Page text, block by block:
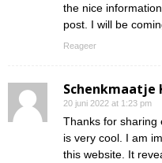
the nice
post. I will be
Reageer
Schenkmaatje
20 juni 2022 at 1:23 pm
Thanks for sharing
is very cool. I am
this website. It